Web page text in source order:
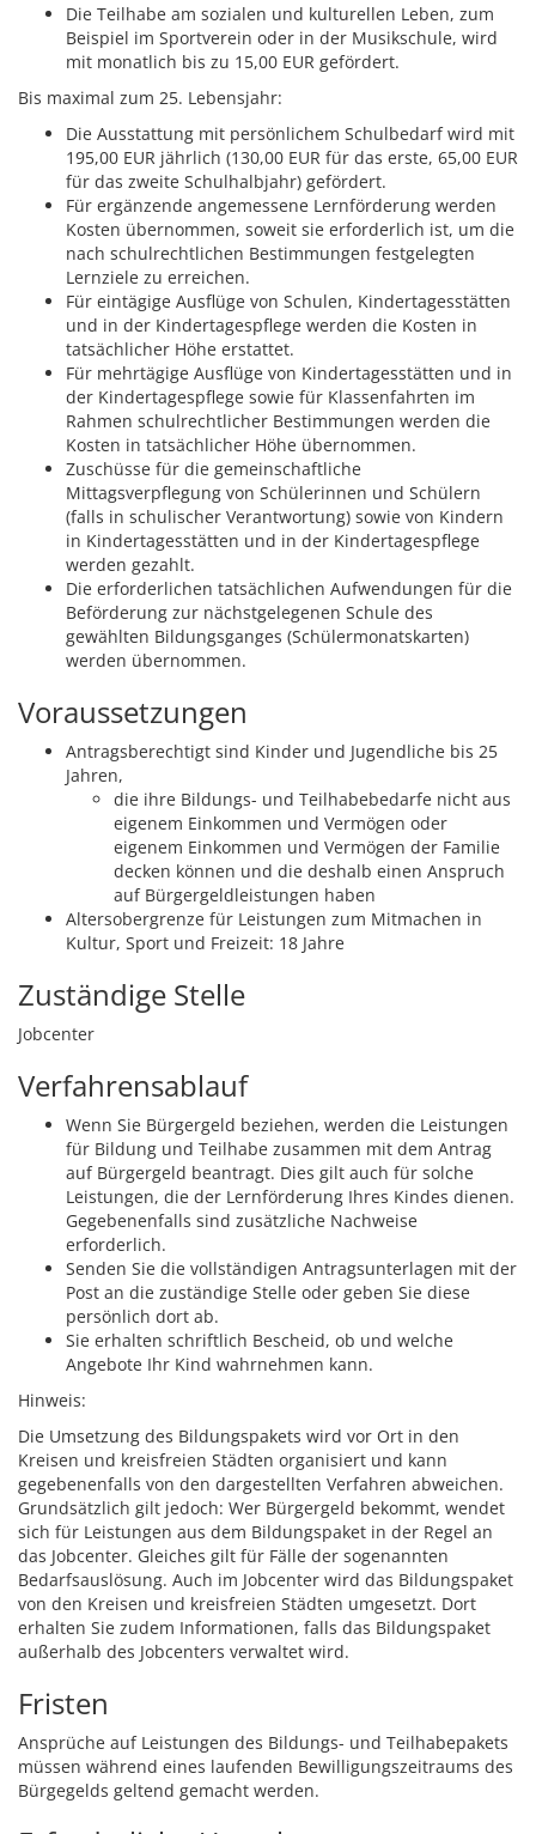
Die Teilhabe am sozialen und kulturellen Leben, zum
Beispiel im Sportverein oder in der Musikschule, wird
mit monatlich bis zu 15,00 EUR gefördert.
Bis maximal zum 25. Lebensjahr:
Die Ausstattung mit persönlichem Schulbedarf wird mit
195,00 EUR jährlich (130,00 EUR für das erste, 65,00 EUR
für das zweite Schulhalbjahr) gefördert.
Für ergänzende angemessene Lernförderung werden
Kosten übernommen, soweit sie erforderlich ist, um die
nach schulrechtlichen Bestimmungen festgelegten
Lernziele zu erreichen.
Für eintägige Ausflüge von Schulen, Kindertagesstätten
und in der Kindertagespflege werden die Kosten in
tatsächlicher Höhe erstattet.
Für mehrtägige Ausflüge von Kindertagesstätten und in
der Kindertagespflege sowie für Klassenfahrten im
Rahmen schulrechtlicher Bestimmungen werden die
Kosten in tatsächlicher Höhe übernommen.
Zuschüsse für die gemeinschaftliche
Mittagsverpflegung von Schülerinnen und Schülern
(falls in schulischer Verantwortung) sowie von Kindern
in Kindertagesstätten und in der Kindertagespflege
werden gezahlt.
Die erforderlichen tatsächlichen Aufwendungen für die
Beförderung zur nächstgelegenen Schule des
gewählten Bildungsganges (Schülermonatskarten)
werden übernommen.
Voraussetzungen
Antragsberechtigt sind Kinder und Jugendliche bis 25
Jahren,
die ihre Bildungs- und Teilhabebedarfe nicht aus
eigenem Einkommen und Vermögen oder
eigenem Einkommen und Vermögen der Familie
decken können und die deshalb einen Anspruch
auf Bürgergeldleistungen haben
Altersobergrenze für Leistungen zum Mitmachen in
Kultur, Sport und Freizeit: 18 Jahre
Zuständige Stelle
Jobcenter
Verfahrensablauf
Wenn Sie Bürgergeld beziehen, werden die Leistungen
für Bildung und Teilhabe zusammen mit dem Antrag
auf Bürgergeld beantragt. Dies gilt auch für solche
Leistungen, die der Lernförderung Ihres Kindes dienen.
Gegebenenfalls sind zusätzliche Nachweise
erforderlich.
Senden Sie die vollständigen Antragsunterlagen mit der
Post an die zuständige Stelle oder geben Sie diese
persönlich dort ab.
Sie erhalten schriftlich Bescheid, ob und welche
Angebote Ihr Kind wahrnehmen kann.
Hinweis:
Die Umsetzung des Bildungspakets wird vor Ort in den
Kreisen und kreisfreien Städten organisiert und kann
gegebenenfalls von den dargestellten Verfahren abweichen.
Grundsätzlich gilt jedoch: Wer Bürgergeld bekommt, wendet
sich für Leistungen aus dem Bildungspaket in der Regel an
das Jobcenter. Gleiches gilt für Fälle der sogenannten
Bedarfsauslösung. Auch im Jobcenter wird das Bildungspaket
von den Kreisen und kreisfreien Städten umgesetzt. Dort
erhalten Sie zudem Informationen, falls das Bildungspaket
außerhalb des Jobcenters verwaltet wird.
Fristen
Ansprüche auf Leistungen des Bildungs- und Teilhabepakets
müssen während eines laufenden Bewilligungszeitraums des
Bürgegelds geltend gemacht werden.